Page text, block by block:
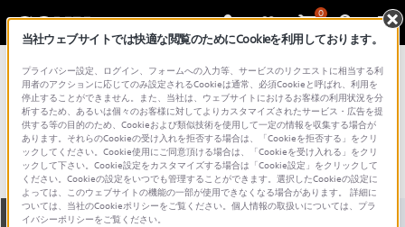
0
総合サポート・お問い合わせ プロフェッショナル／業務用
PCS-1500
全て ダウンロード 取扱説明書 Q&A
当社ウェブサイトでは快適な閲覧のためにCookieを利用しております。
プライバシー設定、ログイン、フォームへの入力等、サービスのリクエストに相当する利
用者のアクションに応じてのみ設定されるCookieは通常、必須Cookieと呼ばれ、利用を
停止することができません。また、当社は、ウェブサイトにおけるお客様の利用状況を分
析するため、あるいは個々のお客様に対してよりカスタマイズされたサービス・広告を提
供する等の目的のため、Cookieおよび類似技術を使用して一定の情報を収集する場合が
あります。それらのCookieの受け入れを拒否する場合は、「Cookieを拒否する」をクリ
ックしてください。Cookie使用にご同意頂ける場合は、「Cookieを受け入れる」をクリ
ックして下さい。Cookie設定をカスタマイズする場合は「Cookie設定」をクリックして
ください。Cookieの設定をいつでも管理することができます。選択したCookieの設定に
よっては、このウェブサイトの機能の一部が使用できなくなる場合があります。 詳細に
ついては、当社のCookieポリシーをご覧ください。個人情報の取扱いについては、プラ
イバシーポリシーをご覧ください。